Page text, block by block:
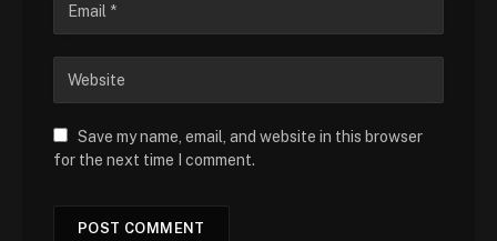
Save my name, email, and website in this browser
for the next time I comment.